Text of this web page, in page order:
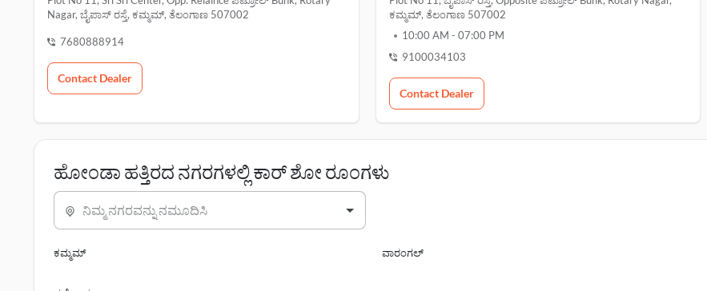
Nagar, ಬೈಪಾಸ್ ರಸ್ತೆ, ಕಮ್ಮಮ್, ತೆಲಂಗಾಣ 507002
7680888914
Contact Dealer
ಕಮ್ಮಮ್, ತೆಲಂಗಾಣ 507002
10:00 AM - 07:00 PM
9100034103
Contact Dealer
ಹೋಂಡಾ ಹತ್ತಿರದ ನಗರಗಳಲ್ಲಿ ಕಾರ್ ಶೋ ರೂಂಗಳು
ನಿಮ್ಮ ನಗರವನ್ನು ನಮೂದಿಸಿ
ಕಮ್ಮಮ್ ವಾರಂಗಲ್